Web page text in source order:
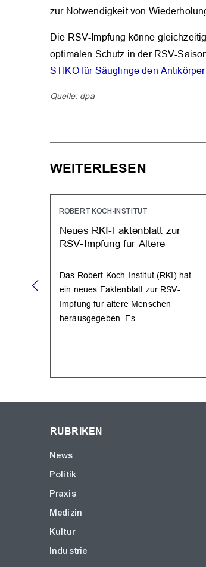
zur Notwendigkeit von
Die RSV-Impfung könne
optimalen Schutz in der RSV-
STIKO für Säuglinge den
Quelle: dpa
WEITERLESEN
ROBERT KOCH-INSTITUT
Neues RKI-Faktenblatt zur
RSV-Impfung für Ältere
Das Robert Koch-Institut (RKI) hat
ein neues Faktenblatt zur RSV-
Impfung für ältere Menschen
herausgegeben. Es…
RUBRIKEN
News
Politik
Praxis
Medizin
Kultur
Industrie